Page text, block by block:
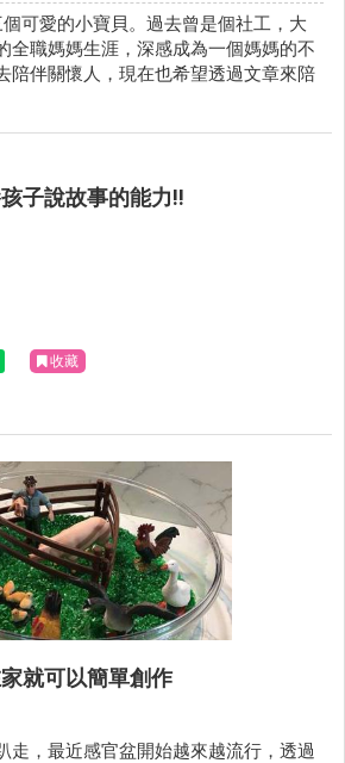
可愛的小寶貝。過去曾是個社工，大
全職媽媽生涯，深感成為一個媽媽的不
陪伴關懷人，現在也希望透過文章來陪
子說故事的能力!!
收藏
就可以簡單創作
走，最近感官盆開始越來越流行，透過